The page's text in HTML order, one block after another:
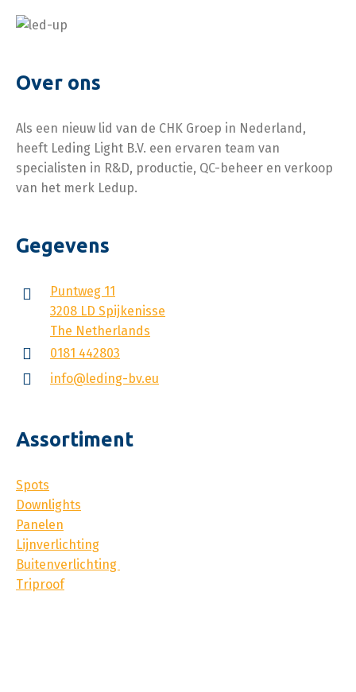
Over ons
Als een nieuw lid van de CHK Groep in Nederland,
heeft Leding Light B.V. een ervaren team van
specialisten in R&D, productie, QC-beheer en verkoop
van het merk Ledup.
Gegevens
Puntweg 11
3208 LD Spijkenisse
The Netherlands
0181 442803
info@leding-bv.eu
Assortiment
Spots
Downlights
Panelen
Lijnverlichting
Buitenverlichting
Triproof